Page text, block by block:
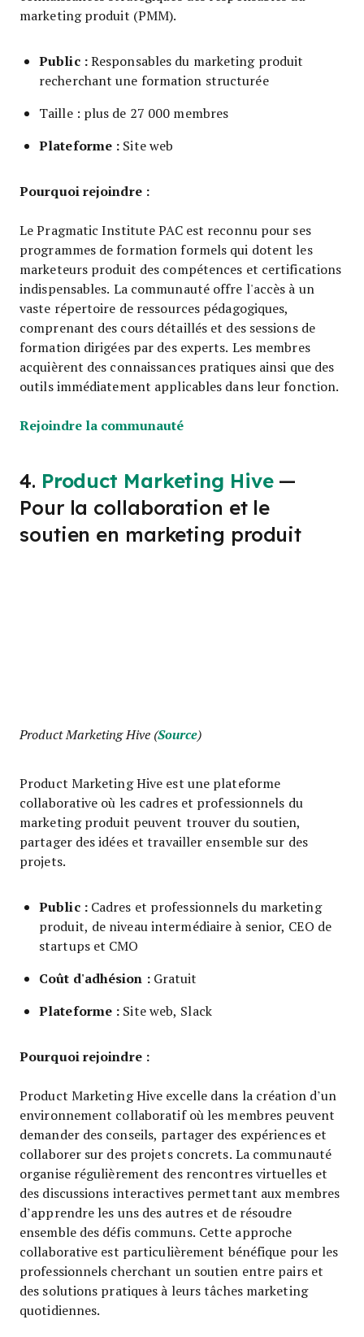
marketing produit (PMM).
Public :Responsables du marketing produit
recherchant une formation structurée
Taille : plus de 27 000 membres
Plateforme : Site web
Pourquoi rejoindre :
Le Pragmatic Institute PAC est reconnu pour ses
programmes de formation formels qui dotent les
marketeurs produit des compétences et certifications
indispensables. La communauté offre l'accès à un
vaste répertoire de ressources pédagogiques,
comprenant des cours détaillés et des sessions de
formation dirigées par des experts. Les membres
acquièrent des connaissances pratiques ainsi que des
outils immédiatement applicables dans leur fonction.
Rejoindre la communautéOpens new window
4. Product Marketing Hive—
Pour la collaboration et le
soutien en marketing produit
Product Marketing Hive (Source)
Product Marketing Hive est une plateforme
collaborative où les cadres et professionnels du
marketing produit peuvent trouver du soutien,
partager des idées et travailler ensemble sur des
projets.
Public :Cadres et professionnels du marketing
produit, de niveau intermédiaire à senior, CEO de
startups et CMO
Coût d'adhésion :Gratuit
Plateforme : Site web, Slack
Pourquoi rejoindre :
Product Marketing Hive excelle dans la création d’un
environnement collaboratif où les membres peuvent
demander des conseils, partager des expériences et
collaborer sur des projets concrets. La communauté
organise régulièrement des rencontres virtuelles et
des discussions interactives permettant aux membres
d’apprendre les uns des autres et de résoudre
ensemble des défis communs. Cette approche
collaborative est particulièrement bénéfique pour les
professionnels cherchant un soutien entre pairs et
des solutions pratiques à leurs tâches marketing
quotidiennes.